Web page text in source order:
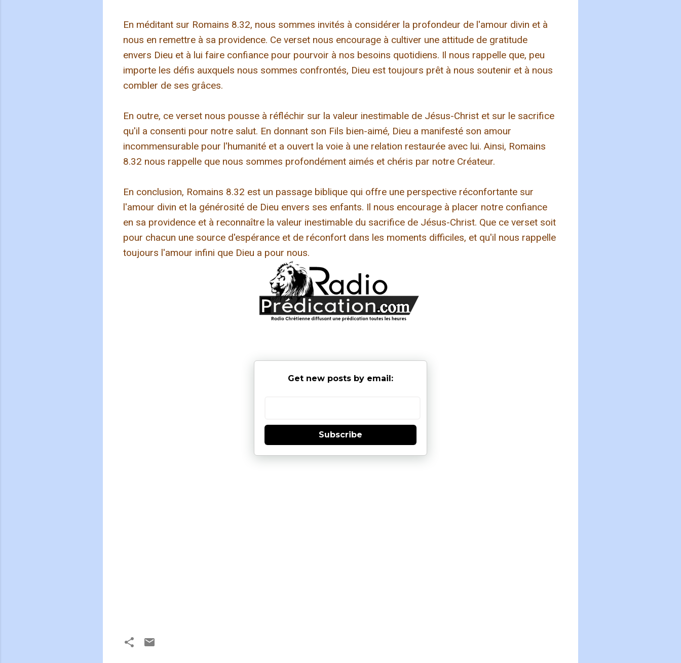
En méditant sur Romains 8.32, nous sommes invités à considérer la profondeur de l'amour divin et à
nous en remettre à sa providence. Ce verset nous encourage à cultiver une attitude de gratitude
envers Dieu et à lui faire confiance pour pourvoir à nos besoins quotidiens. Il nous rappelle que, peu
importe les défis auxquels nous sommes confrontés, Dieu est toujours prêt à nous soutenir et à nous
combler de ses grâces.
En outre, ce verset nous pousse à réfléchir sur la valeur inestimable de Jésus-Christ et sur le sacrifice
qu'il a consenti pour notre salut. En donnant son Fils bien-aimé, Dieu a manifesté son amour
incommensurable pour l'humanité et a ouvert la voie à une relation restaurée avec lui. Ainsi, Romains
8.32 nous rappelle que nous sommes profondément aimés et chéris par notre Créateur.
En conclusion, Romains 8.32 est un passage biblique qui offre une perspective réconfortante sur
l'amour divin et la générosité de Dieu envers ses enfants. Il nous encourage à placer notre confiance
en sa providence et à reconnaître la valeur inestimable du sacrifice de Jésus-Christ. Que ce verset soit
pour chacun une source d'espérance et de réconfort dans les moments difficiles, et qu'il nous rappelle
toujours l'amour infini que Dieu a pour nous.
Get new posts by email:
Subscribe